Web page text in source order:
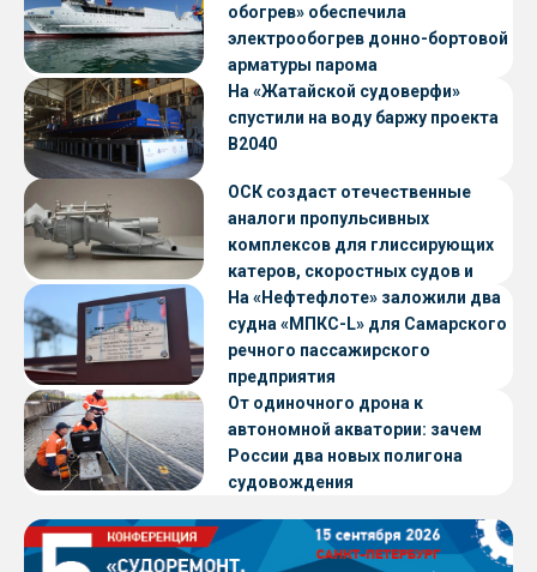
обогрев» обеспечила
электрообогрев донно-бортовой
арматуры парома
«Петропавловск» проекта CNF22
На «Жатайской судоверфи»
спустили на воду баржу проекта
В2040
ОСК создаст отечественные
аналоги пропульсивных
комплексов для глиссирующих
катеров, скоростных судов и
судов с малой осадкой
На «Нефтефлоте» заложили два
судна «МПКС-L» для Самарского
речного пассажирского
предприятия
От одиночного дрона к
автономной акватории: зачем
России два новых полигона
судовождения